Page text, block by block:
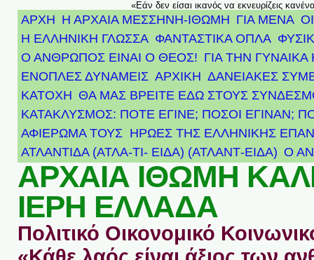
«Εάν δεν είσαι ικανός να εκνευρίζεις
ΑΡΧΗ Η ΑΡΧΑΙΑ ΜΕΣΣΗΝΗ-ΙΘΩΜΗ ΓΙΑ ΜΕΝΑ
Η ΕΛΛΗΝΙΚΗ ΓΛΩΣΣΑ ΦΑΝΤΑΣΤΙΚΑ ΟΠΛΑ
Ο ΑΝΘΡΩΠΟΣ ΕΙΝΑΙ Ο ΘΕΟΣ! ΓΙΑ ΤΗΝ ΓΥΝΑΙΚΑ
ΕΝΟΠΛΕΣ ΔΥΝΑΜΕΙΣ ΑΡΧΙΚΉ ΔΑΝΕΙΑΚΕΣ
ΚΑΤΟΧΗ ΘΑ ΜΑΣ ΒΡΕΙΤΕ ΕΔΩ ΣΤΟΥΣ
ΚΑΤΑΚΛΥΣΜΟΣ: ΠΟΤΕ ΕΓΙΝΕ; ΠΟΣΟΙ ΕΓΙΝΑΝ;
ΑΦΙΈΡΩΜΑ ΤΟΥΣ ΉΡΩΕΣ ΤΗΣ ΕΛΛΗΝΙΚΉΣ
ΑΤΛΑΝΤΊΔΑ (ΑΤΛΑ-ΤΙ- ΕΙΔΑ) (ΑΤΛΑΝΤ-ΕΙΔΑ) Ο
ΑΡΧΑΙΑ ΙΘΩΜΗ
ΙΕΡΗ ΕΛΛΑΔΑ
Πολιτικό Οικονομικό